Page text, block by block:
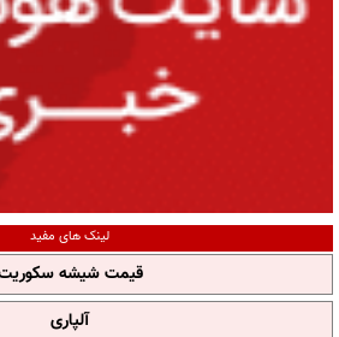
لینک های مفید
قیمت شیشه
آلپاری